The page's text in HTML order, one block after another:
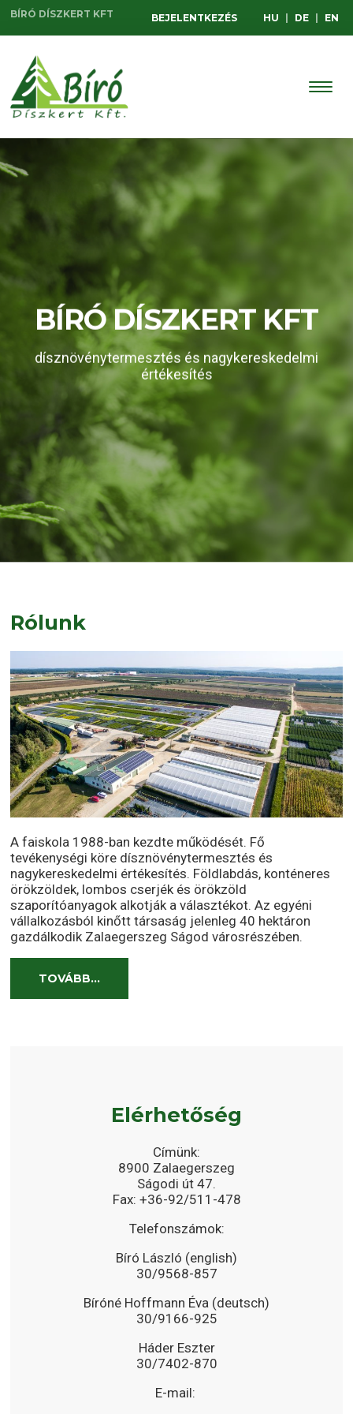
BÍRÓ DÍSZKERT KFT BEJELENTKEZÉS HU DE EN
BÍRÓ DÍSZKERT KFT
dísznövénytermesztés és nagykereskedelmi
értékesítés
AKCIÓS TERMÉKEINK
KATTINTSON AZ AKCIÓS TERMÉKEKHEZ
Rólunk
A faiskola 1988-ban kezdte működését. Fő
tevékenységi köre dísznövénytermesztés és
nagykereskedelmi értékesítés. Földlabdás, konténeres
örökzöldek, lombos cserjék és örökzöld
szaporítóanyagok alkotják a választékot. Az egyéni
vállalkozásból kinőtt társaság jelenleg 40 hektáron
gazdálkodik Zalaegerszeg Ságod városrészében.
TOVÁBB...
Elérhetőség
Címünk:
8900 Zalaegerszeg
Ságodi út 47.
Fax: +36-92/511-478
Telefonszámok:
Bíró László (english)
30/9568-857
Bíróné Hoffmann Éva (deutsch)
30/9166-925
Háder Eszter
30/7402-870
E-mail: